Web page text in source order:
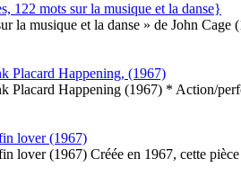
122 mots sur la musique et la danse}
la musique et la danse » de John
Placard Happening, (1967)
Placard Happening (1967) * Action/
lover (1967)
lover (1967) Créée en 1967, cette